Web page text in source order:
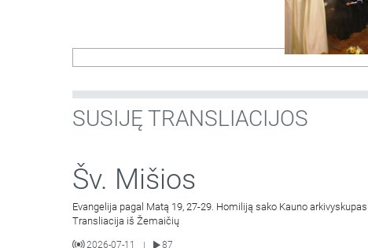
SUSIJĘ TRANSLIACIJOS
Šv. Mišios
Evangelija pagal Matą 19, 27-29. Homiliją sako Kauno
Transliacija iš Žemaičių
2026-07-11 | 87